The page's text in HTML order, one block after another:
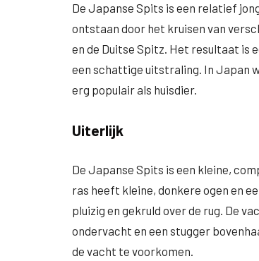
De Japanse Spits is een relatief
ontstaan door het kruisen van
en de Duitse Spitz. Het resultaat is
een schattige uitstraling. In Japan
erg populair als huisdier.
Uiterlijk
De Japanse Spits is een kleine,
ras heeft kleine, donkere ogen en
pluizig en gekruld over de rug. De
ondervacht en een stugger
de vacht te voorkomen.